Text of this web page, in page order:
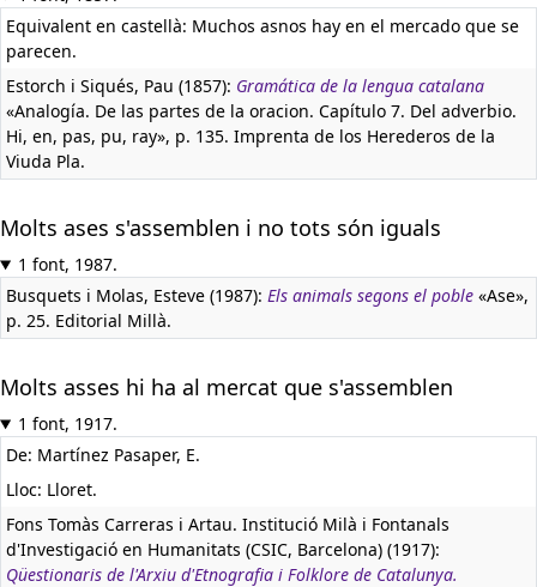
Equivalent en castellà: Muchos asnos hay en el mercado que se
parecen.
Estorch i Siqués, Pau (1857): Gramática de la lengua catalana
«Analogía. De las partes de la oracion. Capítulo 7. Del adverbio.
Hi, en, pas, pu, ray», p. 135. Imprenta de los Herederos de la
Viuda Pla.
Molts ases s'assemblen i no tots són iguals
1 font, 1987.
Busquets i Molas, Esteve (1987): Els animals segons el poble «Ase»,
p. 25. Editorial Millà.
Molts asses hi ha al mercat que s'assemblen
1 font, 1917.
De: Martínez Pasaper, E.
Lloc: Lloret.
Fons Tomàs Carreras i Artau. Institució Milà i Fontanals
d'Investigació en Humanitats (CSIC, Barcelona) (1917):
Qüestionaris de l'Arxiu d'Etnografia i Folklore de Catalunya.